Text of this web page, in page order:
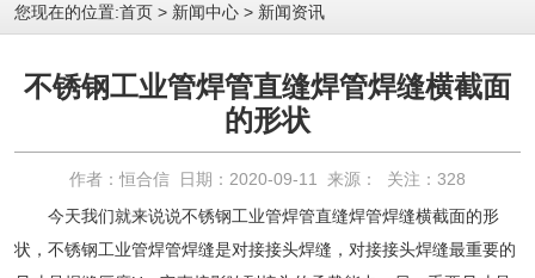
您现在的位置:首页 > 新闻中心 > 新闻资讯
不锈钢工业管焊管直缝焊管焊缝横截面
的形状
作者：恒合信 日期：2020-09-11 来源： 关注： 328
今天我们就来说说不锈钢工业管焊管直缝焊管焊缝横截面的形
状， 不锈钢工业管焊管焊缝是对接接头焊缝，对接接头焊缝最重要的